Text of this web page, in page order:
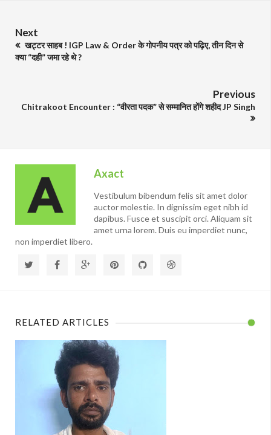
Next
खट्टर साहब ! IGP Law & Order के गोपनीय पत्र को पढ़िए, तीन दिन से
क्या “दही” जमा रहे थे ?
Previous
Chitrakoot Encounter : “वीरता पदक” से सम्मानित होंगे शहीद JP Singh
Axact
Vestibulum bibendum felis sit amet dolor
auctor molestie. In dignissim eget nibh id
dapibus. Fusce et suscipit orci. Aliquam sit
amet urna lorem. Duis eu imperdiet nunc,
non imperdiet libero.
RELATED ARTICLES